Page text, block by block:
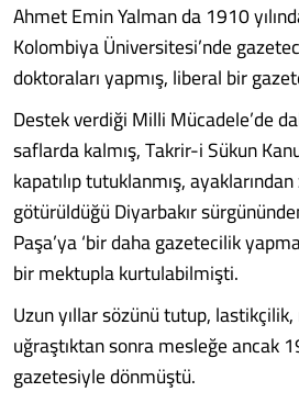
Ahmet Emin Yalman da 1910
Kolombiya Üniversitesi’nde
doktoraları yapmış, liberal bir
Destek verdiği Milli Mücadele’de
saflarda kalmış, Takrir-i Sükun
kapatılıp tutuklanmış,
götürüldüğü Diyarbakır
Paşa’ya ‘bir daha gazetecilik
bir mektupla kurtulabilmişti.
Uzun yıllar sözünü tutup,
uğraştıktan sonra mesleğe ancak
gazetesiyle dönmüştü.